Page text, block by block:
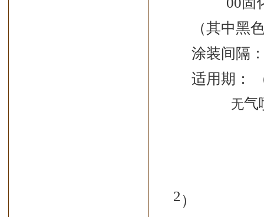
（其中黑
涂装间隔
适用期：
无气
2 ）